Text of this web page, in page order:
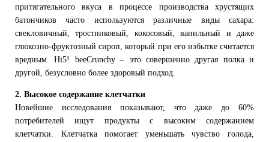
притягательного вкуса в процессе производства хрустящих
батончиков часто используются различные виды сахара:
свекловичный, тростниковый, кокосовый, ванильный и даже
глюкозно-фруктозный сироп, который при его избытке считается
вредным. Hi5! beeCrunchy – это совершенно другая полка и
другой, безусловно более здоровый подход.
2. Высокое содержание клетчатки
Новейшие исследования показывают, что даже до 60%
потребителей ищут продукты с высоким содержанием
клетчатки. Клетчатка помогает уменьшать чувство голода,